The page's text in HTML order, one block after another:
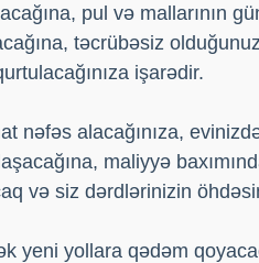
pul və mallarının
təcrübəsiz
işarədir.
nəfəs alacağınıza,
maliyyə
və siz dərdlərinizin
yeni yollara qədəm